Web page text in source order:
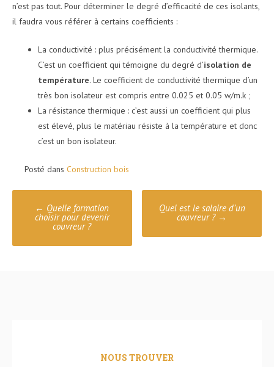
n’est pas tout. Pour déterminer le degré d’efficacité de ces isolants,
il faudra vous référer à certains coefficients :
La conductivité : plus précisément la conductivité thermique.
C’est un coefficient qui témoigne du degré d’isolation de
température. Le coefficient de conductivité thermique d’un
très bon isolateur est compris entre 0.025 et 0.05 w/m.k ;
La résistance thermique : c’est aussi un coefficient qui plus
est élevé, plus le matériau résiste à la température et donc
c’est un bon isolateur.
Posté dans Construction bois
Poste
navigation
← Quelle formation
choisir pour devenir
couvreur ?
Quel est le salaire d’un
couvreur ? →
NOUS TROUVER